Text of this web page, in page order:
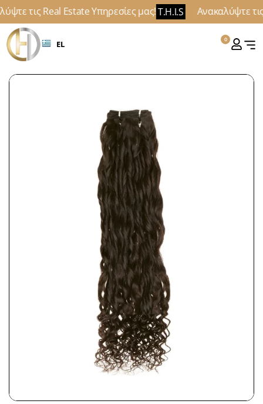
τις Real Estate Υπηρεσίες μας!T.H.I.S Ανακαλύψτε
EL 0